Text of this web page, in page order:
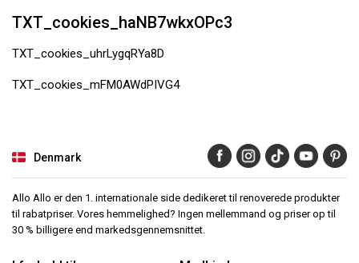
TXT_cookies_haNB7wkxOPc3
TXT_cookies_uhrLygqRYa8D
TXT_cookies_mFM0AWdPIVG4
Denmark
Allo Allo er den 1. internationale side dedikeret til renoverede produkter
til rabatpriser. Vores hemmelighed? Ingen mellemmand og priser op til
30 % billigere end markedsgennemsnittet.